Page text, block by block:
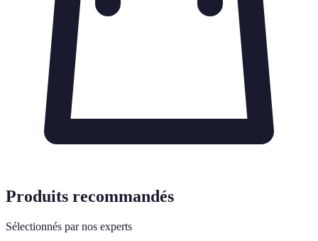
Produits recommandés
Sélectionnés par nos experts